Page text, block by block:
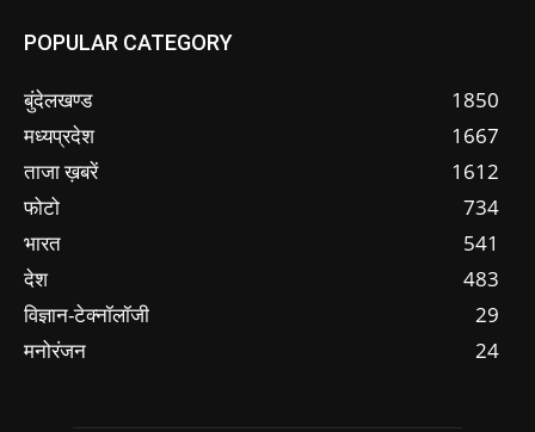
POPULAR CATEGORY
बुंदेलखण्ड
1850
मध्यप्रदेश
1667
ताजा ख़बरें
1612
फोटो
734
भारत
541
देश
483
विज्ञान-टेक्नॉलॉजी
29
मनोरंजन
24